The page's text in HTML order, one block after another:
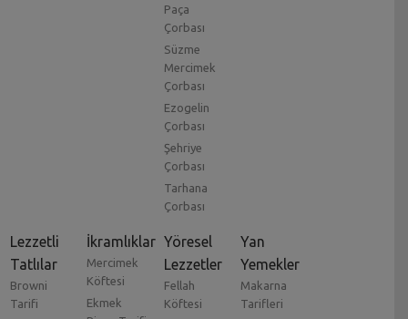
Paça
Çorbası
Süzme
Mercimek
Çorbası
Ezogelin
Çorbası
Şehriye
Çorbası
Tarhana
Çorbası
Lezzetli
Tatlılar
Browni
Tarifi
İkramlıklar
Mercimek
Köftesi
Ekmek
Yöresel
Lezzetler
Fellah
Köftesi
Yan
Yemekler
Makarna
Tarifleri